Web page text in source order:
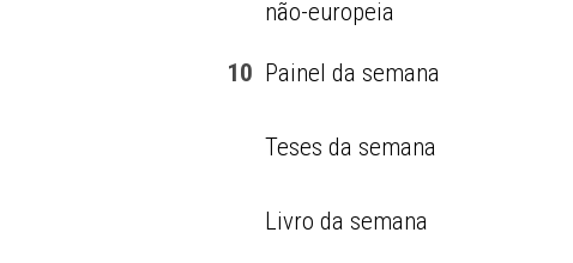
não-europeia
10 Painel da semana
Teses da semana
Livro da semana